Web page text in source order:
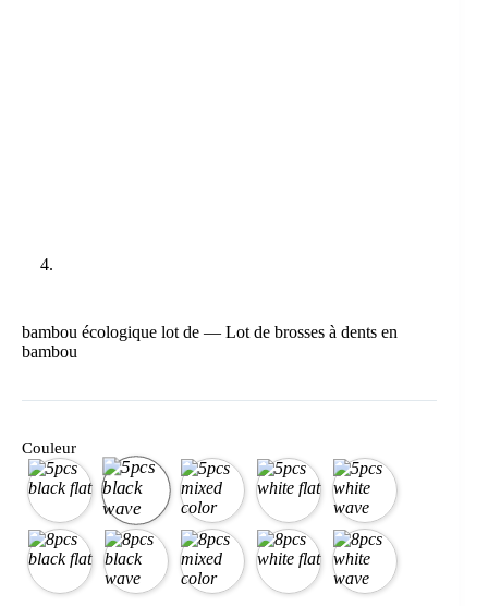
bambou écologique lot de — Lot de brosses à dents en
bambou
Couleur